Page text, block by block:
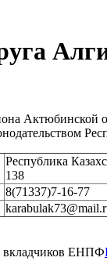
Республика
138
8(71337)7-16-77